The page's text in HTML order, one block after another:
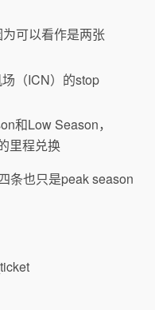
可以看作是两张
（ICN）的stop
和Low Season，
里程兑换
条也只是peak season